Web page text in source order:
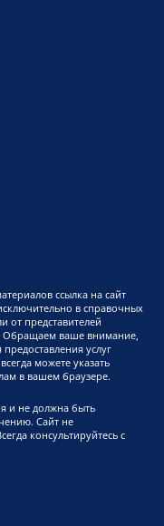
ссылка на сайт
в справочных
от представителей
Обращаем ваше внимание,
услуг
можете указать
в вашем браузере.
и не должна быть
Сайт не
консультируйтесь с